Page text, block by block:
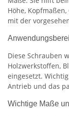
Höhe,
mit der
Diese Schrauben
Holzwerkstoffen,
eingesetzt.
Antrieb und das
Wichtige Maße